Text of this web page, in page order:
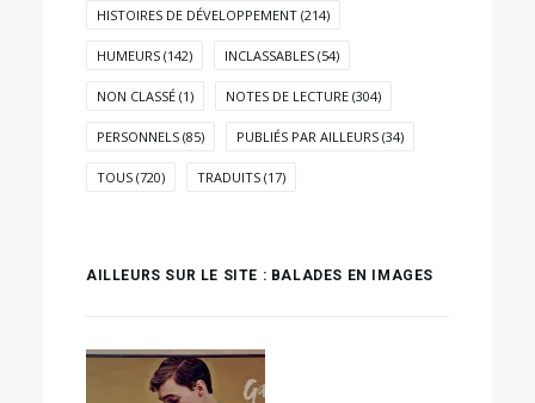
HISTOIRES DE DÉVELOPPEMENT (214)
HUMEURS (142) INCLASSABLES (54)
NON CLASSÉ (1) NOTES DE LECTURE (304)
PERSONNELS (85) PUBLIÉS PAR AILLEURS (34)
TOUS (720) TRADUITS (17)
AILLEURS SUR LE SITE : BALADES EN IMAGES